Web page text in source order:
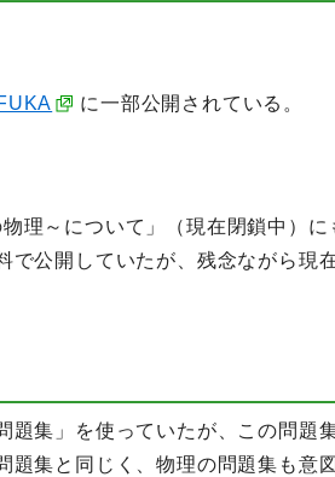
に一部公開されている。
理～について」（現在閉鎖中）に
で公開していたが、残念ながら現
題集」を使っていたが、この問題
題集と同じく、物理の問題集も意